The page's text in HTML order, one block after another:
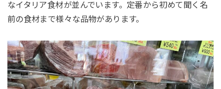
なイタリア食材が並んでいます。定番から初めて聞く名
前の食材まで様々な品物があります。